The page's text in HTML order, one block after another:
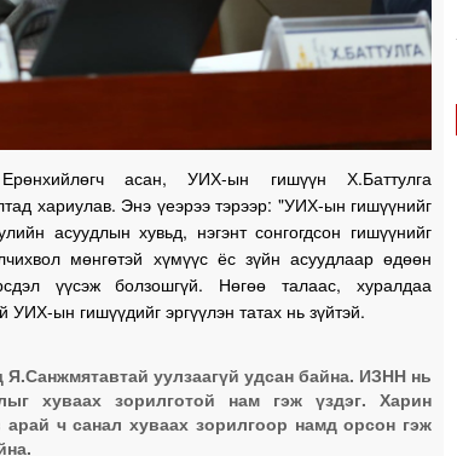
асан, УИХ-ын гишүүн Х.Баттулга
хариулав. Энэ үеэрээ тэрээр: "УИХ-ын гишүүнийг
асуудлын хувьд, нэгэнт сонгогдсон гишүүнийг
мөнгөтэй хүмүүс ёс зүйн асуудлаар өдөөн
үүсэж болзошгүй. Нөгөө талаас, хуралдаа
УИХ-ын гишүүдийг эргүүлэн татах нь зүйтэй.
уулзаагүй удсан байна. ИЗНН нь
хуваах зорилготой нам гэж үздэг. Харин
ч санал хуваах зорилгоор намд орсон гэж